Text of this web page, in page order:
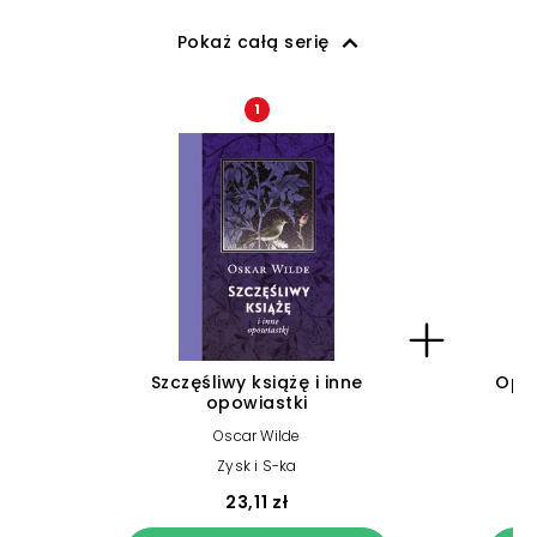
Pokaż całą serię
1
Szczęśliwy książę i inne
opowiastki
Oscar Wilde
Zysk i S-ka
23,11 zł